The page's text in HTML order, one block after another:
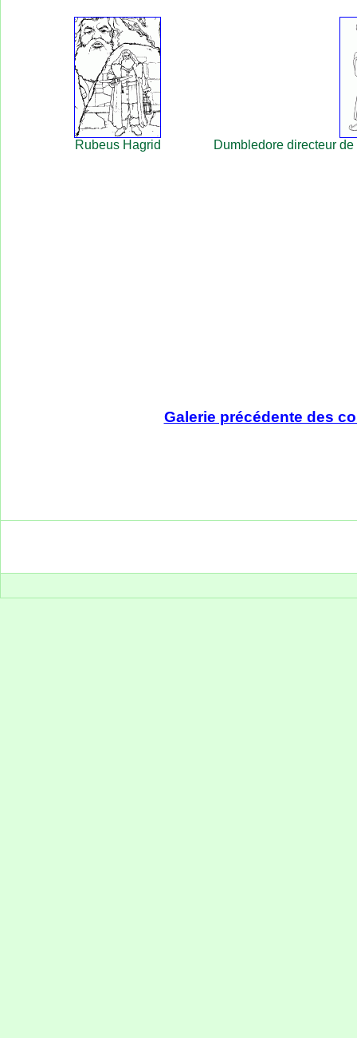
Rubeus Hagrid Dumbledore directeur
Galerie précédente des